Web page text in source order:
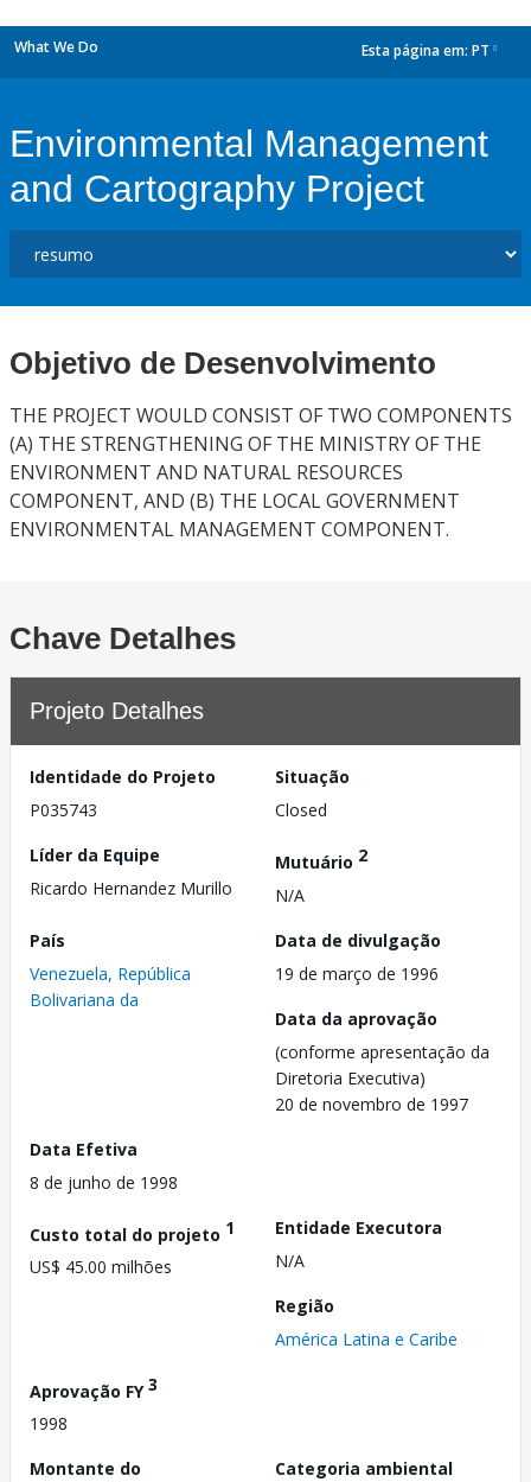
What We Do Esta página em: PT
Environmental Management
and Cartography Project
Objetivo de Desenvolvimento
THE PROJECT WOULD CONSIST OF TWO COMPONENTS
(A) THE STRENGTHENING OF THE MINISTRY OF THE
ENVIRONMENT AND NATURAL RESOURCES
COMPONENT, AND (B) THE LOCAL GOVERNMENT
ENVIRONMENTAL MANAGEMENT COMPONENT.
Chave Detalhes
Projeto Detalhes
Identidade do Projeto
P035743
Situação
Closed
Líder da Equipe
Ricardo Hernandez Murillo
Mutuário 2
N/A
País
Venezuela, República
Bolivariana da
Data de divulgação
19 de março de 1996
Data da aprovação
(conforme apresentação da
Diretoria Executiva)
20 de novembro de 1997
Data Efetiva
8 de junho de 1998
Custo total do projeto 1
US$ 45.00 milhões
Entidade Executora
N/A
Região
América Latina e Caribe
Aprovação FY3
1998
Montante do
Categoria ambiental